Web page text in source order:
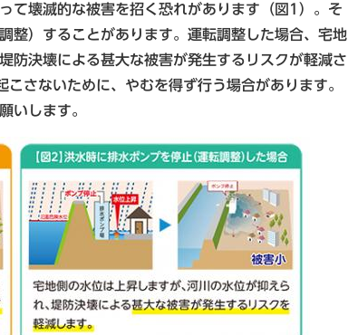
て壊滅的な被害を招く恐れがあります（図1）。そ
整）することがあります。運転調整した場合、宅地
防決壊による甚大な被害が発生するリスクが軽減さ
さないために、やむを得ず行う場合があります。
いします。